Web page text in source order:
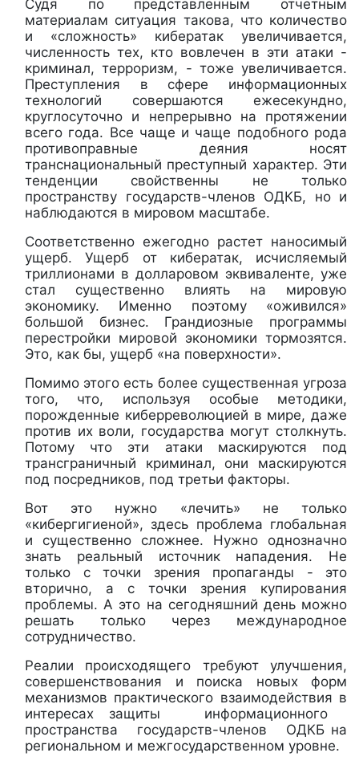
Судя по представленным отчетным
материалам ситуация такова, что количество
и «сложность» кибератак увеличивается,
численность тех, кто вовлечен в эти атаки -
криминал, терроризм, - тоже увеличивается.
Преступления в сфере информационных
технологий совершаются ежесекундно,
круглосуточно и непрерывно на протяжении
всего года. Все чаще и чаще подобного рода
противоправные деяния носят
транснациональный преступный характер. Эти
тенденции свойственны не только
пространству государств-членов ОДКБ, но и
наблюдаются в мировом масштабе.
Соответственно ежегодно растет наносимый
ущерб. Ущерб от кибератак, исчисляемый
триллионами в долларовом эквиваленте, уже
стал существенно влиять на мировую
экономику. Именно поэтому «оживился»
большой бизнес. Грандиозные программы
перестройки мировой экономики тормозятся.
Это, как бы, ущерб «на поверхности».
Помимо этого есть более существенная угроза
того, что, используя особые методики,
порожденные киберреволюцией в мире, даже
против их воли, государства могут столкнуть.
Потому что эти атаки маскируются под
трансграничный криминал, они маскируются
под посредников, под третьи факторы.
Вот это нужно «лечить» не только
«кибергигиеной», здесь проблема глобальная
и существенно сложнее. Нужно однозначно
знать реальный источник нападения. Не
только с точки зрения пропаганды - это
вторично, а с точки зрения купирования
проблемы. А это на сегодняшний день можно
решать только через международное
сотрудничество.
Реалии происходящего требуют улучшения,
совершенствования и поиска новых форм
механизмов практического взаимодействия в
интересах защиты информационного
пространства государств-членов ОДКБ на
региональном и межгосударственном уровне.